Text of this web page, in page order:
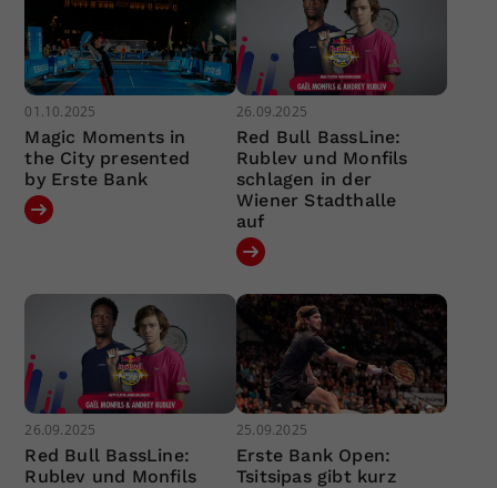
01.10.2025
Magic Moments in
the City presented
by Erste Bank
26.09.2025
Red Bull BassLine:
Rublev und Monfils
schlagen in der
Wiener Stadthalle
auf
26.09.2025
Red Bull BassLine:
Rublev und Monfils
25.09.2025
Erste Bank Open:
Tsitsipas gibt kurz